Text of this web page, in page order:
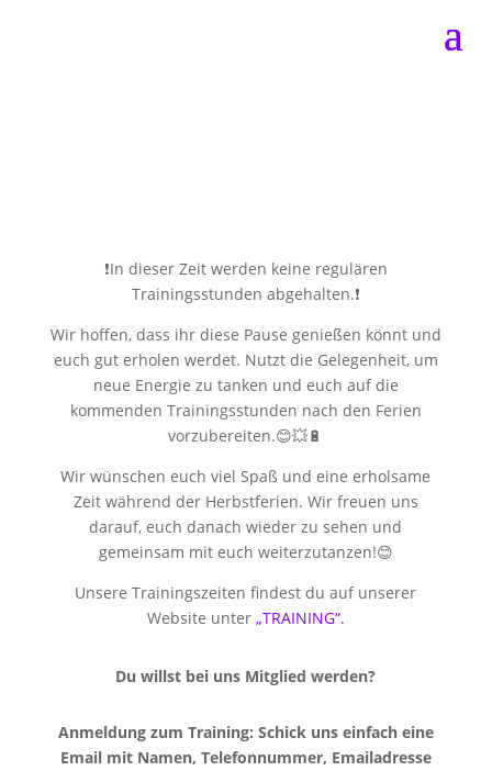
❗️In dieser Zeit werden keine regulären
Trainingsstunden abgehalten.❗️
Wir hoffen, dass ihr diese Pause genießen könnt und
euch gut erholen werdet. Nutzt die Gelegenheit, um
neue Energie zu tanken und euch auf die
kommenden Trainingsstunden nach den Ferien
vorzubereiten.😊💥🔋
Wir wünschen euch viel Spaß und eine erholsame
Zeit während der Herbstferien. Wir freuen uns
darauf, euch danach wieder zu sehen und
gemeinsam mit euch weiterzutanzen!😊
Unsere Trainingszeiten findest du auf unserer
Website unter „TRAINING“.
Du willst bei uns Mitglied werden?
Anmeldung zum Training: Schick uns einfach eine
Email mit Namen, Telefonnummer, Emailadresse